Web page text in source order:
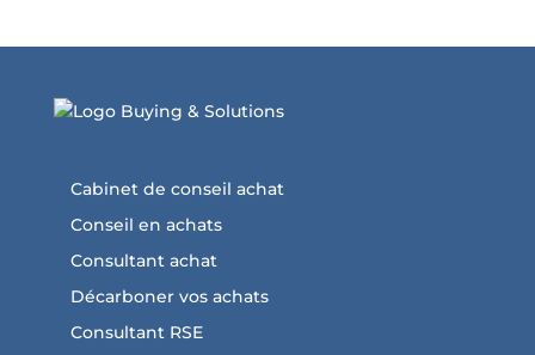
Cabinet de conseil achat
Conseil en achats
Consultant achat
Décarboner vos achats
Consultant RSE